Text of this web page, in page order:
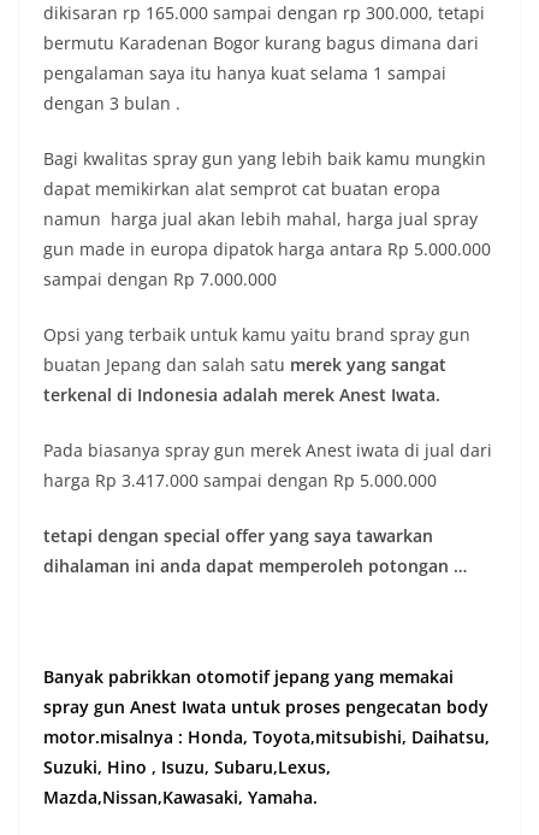
dikisaran rp 165.000 sampai dengan rp 300.000, tetapi
bermutu Karadenan Bogor kurang bagus dimana dari
pengalaman saya itu hanya kuat selama 1 sampai
dengan 3 bulan .
Bagi kwalitas spray gun yang lebih baik kamu mungkin
dapat memikirkan alat semprot cat buatan eropa
namun harga jual akan lebih mahal, harga jual spray
gun made in europa dipatok harga antara Rp 5.000.000
sampai dengan Rp 7.000.000
Opsi yang terbaik untuk kamu yaitu brand spray gun
buatan Jepang dan salah satu merek yang sangat
terkenal di Indonesia adalah merek Anest Iwata.
Pada biasanya spray gun merek Anest iwata di jual dari
harga Rp 3.417.000 sampai dengan Rp 5.000.000
tetapi dengan special offer yang saya tawarkan
dihalaman ini anda dapat memperoleh potongan …
Banyak pabrikkan otomotif jepang yang memakai
spray gun Anest Iwata untuk proses pengecatan body
motor.misalnya : Honda, Toyota,mitsubishi, Daihatsu,
Suzuki, Hino , Isuzu, Subaru,Lexus,
Mazda,Nissan,Kawasaki, Yamaha.